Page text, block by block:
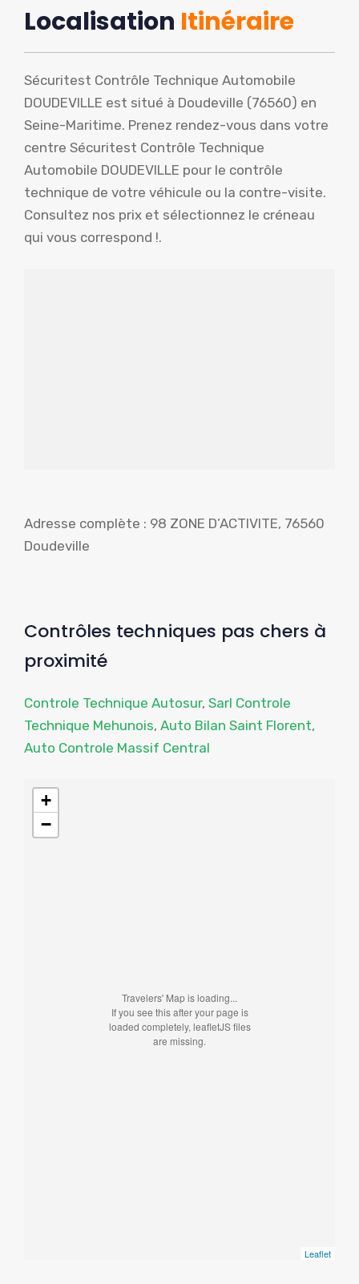
Localisation Itinéraire
Sécuritest Contrôle Technique Automobile
DOUDEVILLE est situé à Doudeville (76560) en
Seine-Maritime. Prenez rendez-vous dans votre
centre Sécuritest Contrôle Technique
Automobile DOUDEVILLE pour le contrôle
technique de votre véhicule ou la contre-visite.
Consultez nos prix et sélectionnez le créneau
qui vous correspond !.
Adresse complète : 98 ZONE D’ACTIVITE, 76560
Doudeville
Contrôles techniques pas chers à
proximité
Controle Technique Autosur, Sarl Controle
Technique Mehunois, Auto Bilan Saint Florent,
Auto Controle Massif Central
Travelers' Map is loading...
If you see this after your page is
loaded completely, leafletJS files
are missing.
+
−
Leaflet